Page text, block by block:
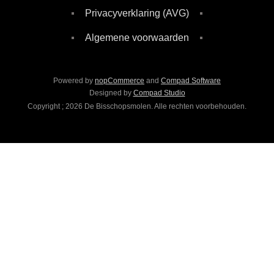
Privacyverklaring (AVG)
Algemene voorwaarden
Powered by nopCommerce and Compad Software
Designed by Compad Studio
Copyright ; 2026 De Bisschopsmolen. Alle rechten voorbehouden.